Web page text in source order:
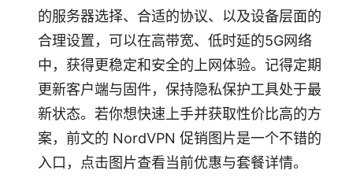
的服务器选择、合适的协议、以及设备层面的
合理设置，可以在高带宽、低时延的5G网络
中，获得更稳定和安全的上网体验。记得定期
更新客户端与固件，保持隐私保护工具处于最
新状态。若你想快速上手并获取性价比高的方
案，前文的 NordVPN 促销图片是一个不错的
入口，点击图片查看当前优惠与套餐详情。